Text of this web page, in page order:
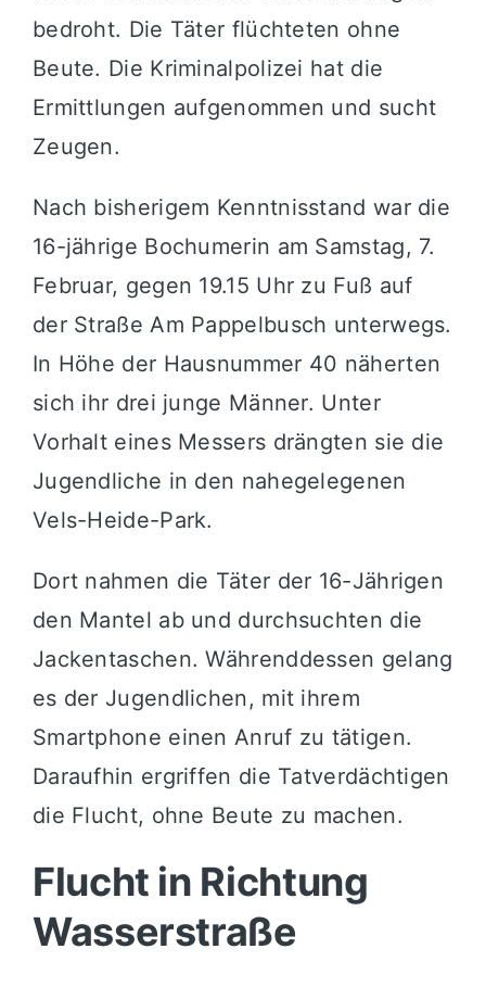
bedroht. Die Täter flüchteten ohne
Beute. Die Kriminalpolizei hat die
Ermittlungen aufgenommen und sucht
Zeugen.
Nach bisherigem Kenntnisstand war die
16-jährige Bochumerin am Samstag, 7.
Februar, gegen 19.15 Uhr zu Fuß auf
der Straße Am Pappelbusch unterwegs.
In Höhe der Hausnummer 40 näherten
sich ihr drei junge Männer. Unter
Vorhalt eines Messers drängten sie die
Jugendliche in den nahegelegenen
Vels-Heide-Park.
Dort nahmen die Täter der 16-Jährigen
den Mantel ab und durchsuchten die
Jackentaschen. Währenddessen gelang
es der Jugendlichen, mit ihrem
Smartphone einen Anruf zu tätigen.
Daraufhin ergriffen die Tatverdächtigen
die Flucht, ohne Beute zu machen.
Flucht in Richtung
Wasserstraße